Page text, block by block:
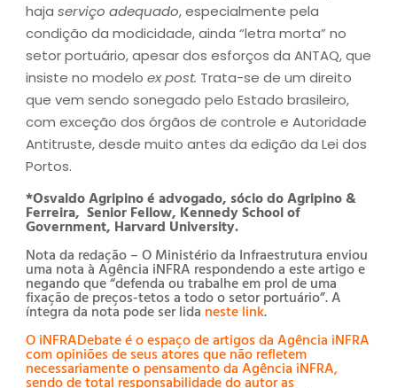
haja serviço adequado, especialmente pela
condição da modicidade, ainda “letra morta” no
setor portuário, apesar dos esforços da ANTAQ, que
insiste no modelo ex post. Trata-se de um direito
que vem sendo sonegado pelo Estado brasileiro,
com exceção dos órgãos de controle e Autoridade
Antitruste, desde muito antes da edição da Lei dos
Portos.
*Osvaldo Agripino é advogado, sócio do Agripino &
Ferreira, Senior Fellow, Kennedy School of
Government, Harvard University.
Nota da redação – O Ministério da Infraestrutura enviou
uma nota à Agência iNFRA respondendo a este artigo e
negando que “defenda ou trabalhe em prol de uma
fixação de preços-tetos a todo o setor portuário”. A
íntegra da nota pode ser lida neste link.
O iNFRADebate é o espaço de artigos da Agência iNFRA
com opiniões de seus atores que não refletem
necessariamente o pensamento da Agência iNFRA,
sendo de total responsabilidade do autor as